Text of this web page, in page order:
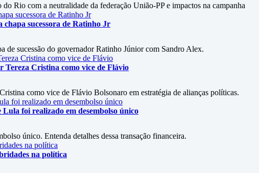
Rio com a neutralidade da federação União-PP e impactos na campanha
chapa sucessora de Ratinho Jr
de sucessão do governador Ratinho Júnior com Sandro Alex.
Cristina como vice de Flávio
como vice de Flávio Bolsonaro em estratégia de alianças políticas.
foi realizado em desembolso único
único. Entenda detalhes dessa transação financeira.
na política